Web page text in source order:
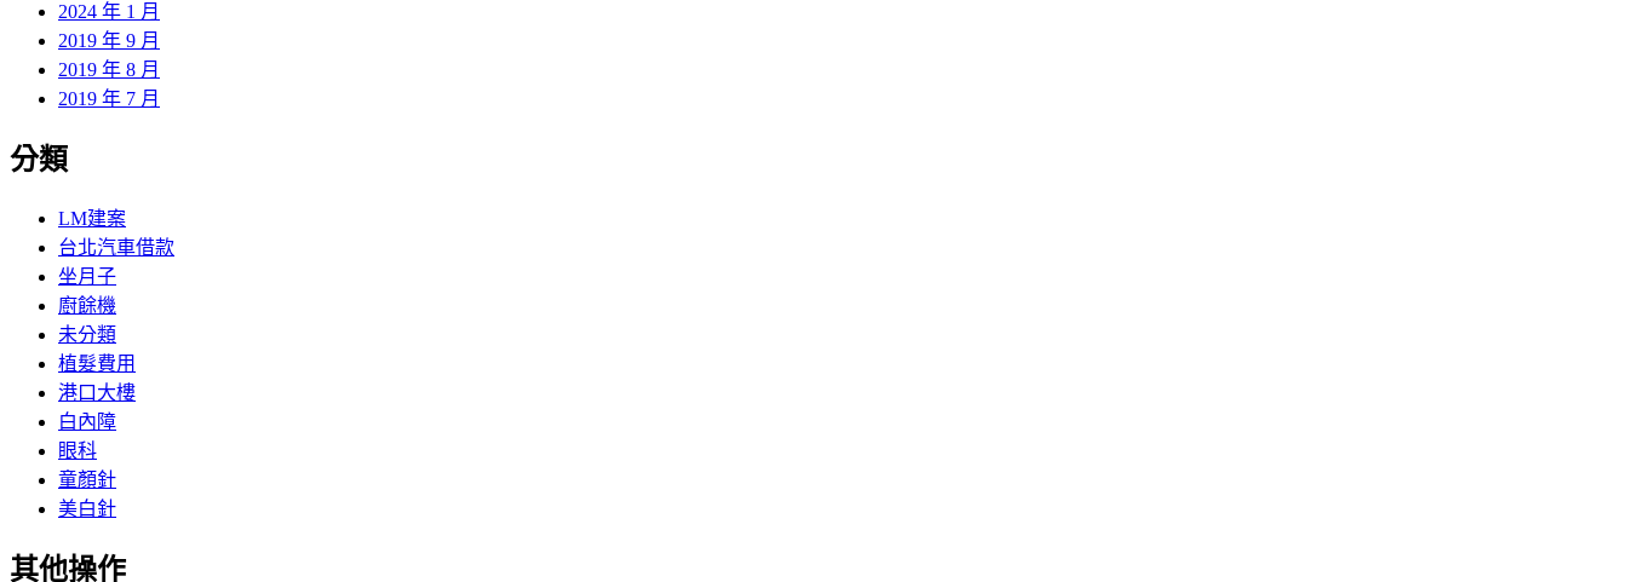
2024 年 1 月
2019 年 9 月
2019 年 8 月
2019 年 7 月
分類
LM建案
台北汽車借款
坐月子
廚餘機
未分類
植髮費用
港口大樓
白內障
眼科
童顏針
美白針
其他操作